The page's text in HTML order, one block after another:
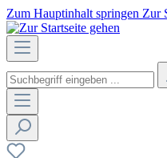
Zum Hauptinhalt springen Zur